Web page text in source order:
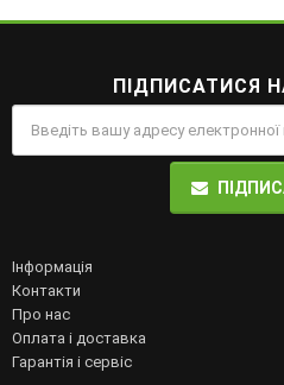
ПІДПИСАТИСЯ
Інформація
Контакти
Про нас
Оплата і доставка
Гарантія і сервіс